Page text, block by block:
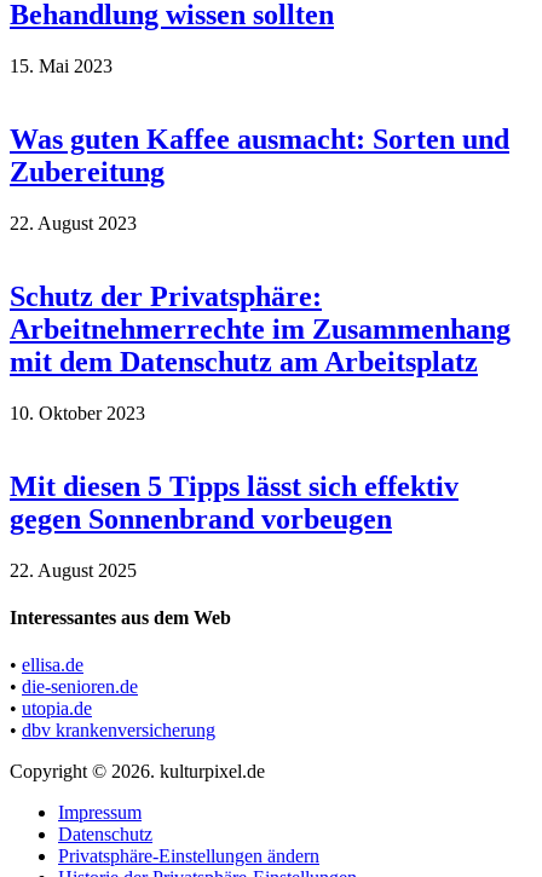
Behandlung wissen sollten
15. Mai 2023
Was guten Kaffee ausmacht: Sorten und
Zubereitung
22. August 2023
Schutz der Privatsphäre:
Arbeitnehmerrechte im Zusammenhang
mit dem Datenschutz am Arbeitsplatz
10. Oktober 2023
Mit diesen 5 Tipps lässt sich effektiv
gegen Sonnenbrand vorbeugen
22. August 2025
Interessantes aus dem Web
• ellisa.de
• die-senioren.de
• utopia.de
• dbv krankenversicherung
Copyright © 2026. kulturpixel.de
Impressum
Datenschutz
Privatsphäre-Einstellungen ändern